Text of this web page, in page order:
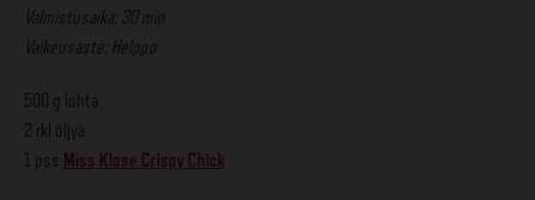
Valmistusaika: 30 min
Vaikeusaste: Helppo
500 g lohta
2 rkl öljyä
1 pss Miss Klose Crispy Chick